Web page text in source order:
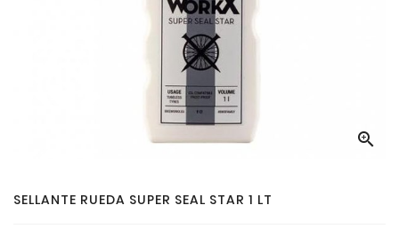

SELLANTE RUEDA SUPER SEAL STAR 1 LT